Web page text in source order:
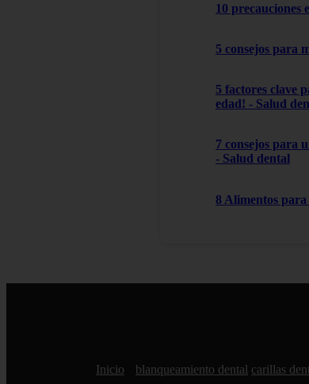
10 precauciones
5 consejos para
5 factores clave
edad! - Salud
7 consejos para
- Salud dental
8 Alimentos
Inicio blanqueamiento dental carillas